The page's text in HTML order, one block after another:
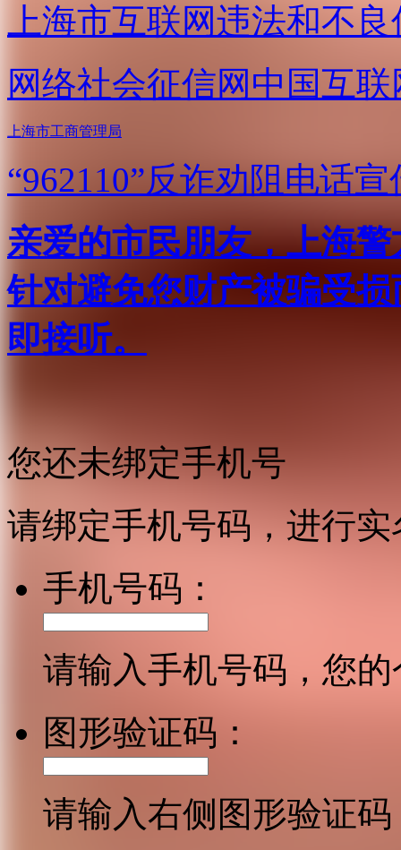
上海市互联网违法和不
网络社会征信网 中国互
上海市工商管理局
“962110”反诈劝阻电话宣
亲爱的市民朋友，上海
针对避免您财产被骗受
即接听。
您还未绑定手机号
请绑定手机号码，进行
手机号码：
请输入手机号码，您
图形验证码：
请输入右侧图形验证码